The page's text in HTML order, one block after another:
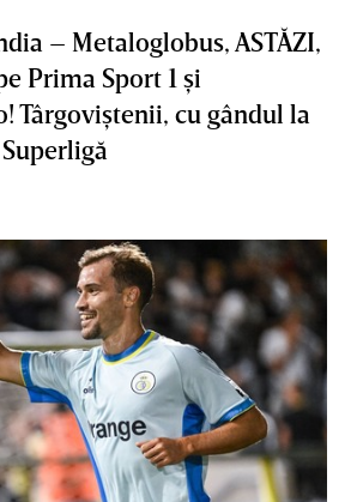
– Metaloglobus, ASTĂZI,
Prima Sport 1 şi
Târgoviştenii, cu gândul la